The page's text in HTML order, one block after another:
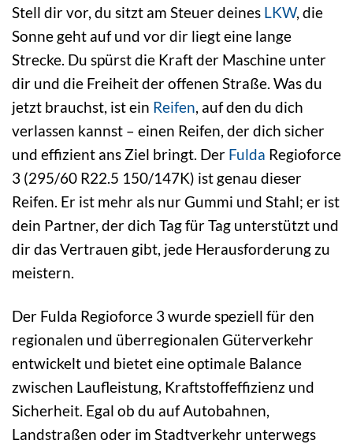
Stell dir vor, du sitzt am Steuer deines LKW, die
Sonne geht auf und vor dir liegt eine lange
Strecke. Du spürst die Kraft der Maschine unter
dir und die Freiheit der offenen Straße. Was du
jetzt brauchst, ist ein Reifen, auf den du dich
verlassen kannst – einen Reifen, der dich sicher
und effizient ans Ziel bringt. Der Fulda Regioforce
3 (295/60 R22.5 150/147K) ist genau dieser
Reifen. Er ist mehr als nur Gummi und Stahl; er ist
dein Partner, der dich Tag für Tag unterstützt und
dir das Vertrauen gibt, jede Herausforderung zu
meistern.
Der Fulda Regioforce 3 wurde speziell für den
regionalen und überregionalen Güterverkehr
entwickelt und bietet eine optimale Balance
zwischen Laufleistung, Kraftstoffeffizienz und
Sicherheit. Egal ob du auf Autobahnen,
Landstraßen oder im Stadtverkehr unterwegs